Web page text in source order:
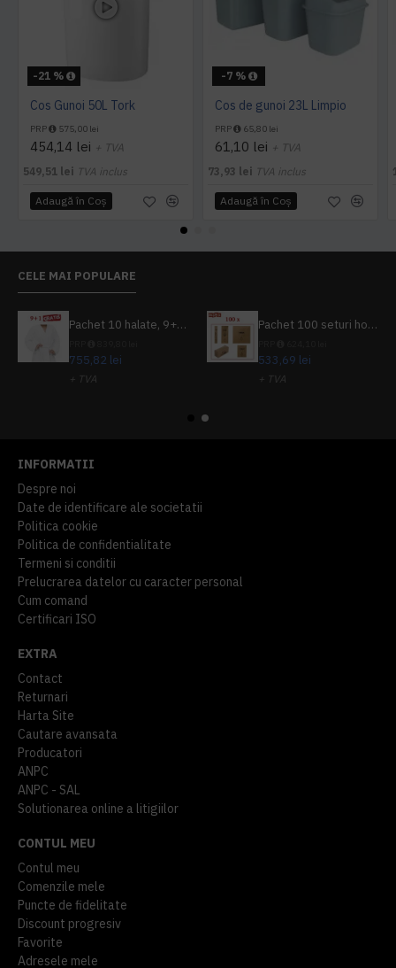
-21 %
Cos Gunoi 50L Tork
PRP 575,00 lei
454,14 lei + TVA
549,51 lei TVA inclus
Adaugă în Coş
-7 %
Cos de gunoi 23L Limpio
PRP 65,80 lei
61,10 lei + TVA
73,93 lei TVA inclus
Adaugă în Coş
CELE MAI POPULARE
Pachet 10 halate, 9+1 gratuit
755,82 lei
+ TVA
Pachet 100 seturi hoteliere, set dentar, set barbierit, casca de dus, pila unghii, set cusut
533,69 lei
+ TVA
INFORMATII
Despre noi
Date de identificare ale societatii
Politica cookie
Politica de confidentialitate
Termeni si conditii
Prelucrarea datelor cu caracter personal
Cum comand
Certificari ISO
EXTRA
Contact
Returnari
Harta Site
Cautare avansata
Producatori
ANPC
ANPC - SAL
Solutionarea online a litigiilor
CONTUL MEU
Contul meu
Comenzile mele
Puncte de fidelitate
Discount progresiv
Favorite
Adresele mele